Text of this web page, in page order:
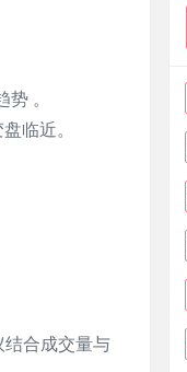
势 。
临近。
结合成交量与